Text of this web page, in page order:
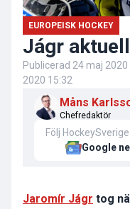
EUROPEISK HOCKEY
Jágr
Publicerad 24 maj 2020
2020 15:32
Måns
Chefredaktör
Följ
Google
Jaromír Jágr tog